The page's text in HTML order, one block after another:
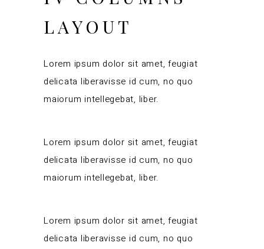
LAYOUT
Lorem ipsum dolor sit amet, feugiat
delicata liberavisse id cum, no quo
maiorum intellegebat, liber.
Lorem ipsum dolor sit amet, feugiat
delicata liberavisse id cum, no quo
maiorum intellegebat, liber.
Lorem ipsum dolor sit amet, feugiat
delicata liberavisse id cum, no quo